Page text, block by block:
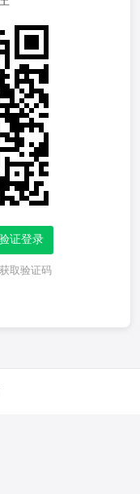
证登录
取验证码